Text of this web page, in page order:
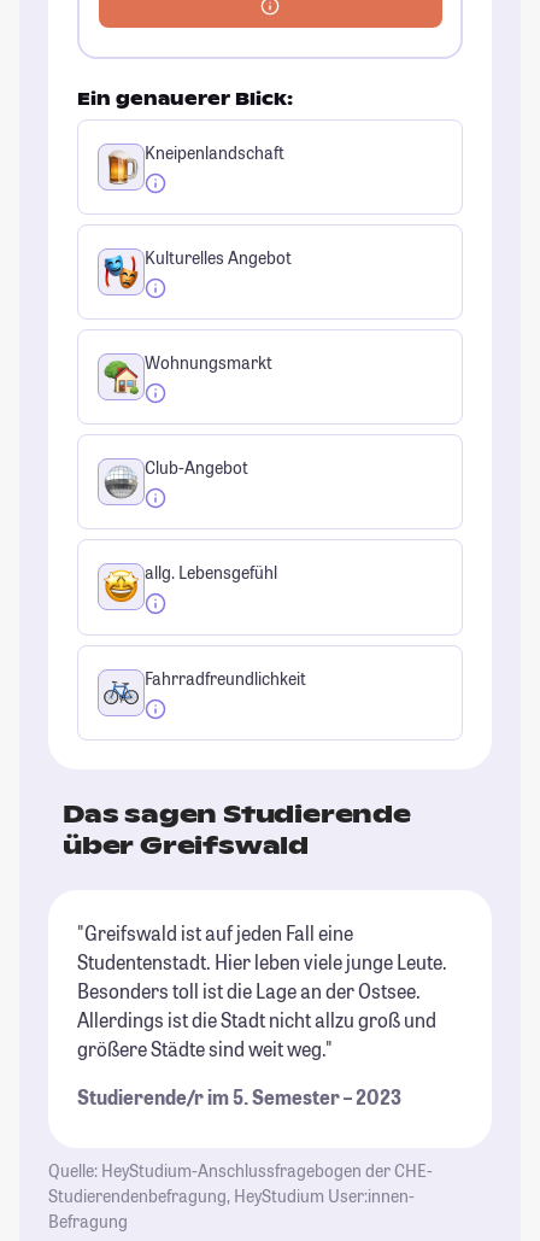
Ein genauerer Blick:
Kneipenlandschaft
Kulturelles Angebot
Wohnungsmarkt
Club-Angebot
allg. Lebensgefühl
Fahrradfreundlichkeit
Das sagen Studierende
über Greifswald
"Greifswald ist auf jeden Fall eine
Studentenstadt. Hier leben viele junge Leute.
Besonders toll ist die Lage an der Ostsee.
Allerdings ist die Stadt nicht allzu groß und
größere Städte sind weit weg."
Studierende/r im 5. Semester – 2023
Quelle: HeyStudium-Anschlussfragebogen der CHE-
Studierendenbefragung, HeyStudium User:innen-
Befragung